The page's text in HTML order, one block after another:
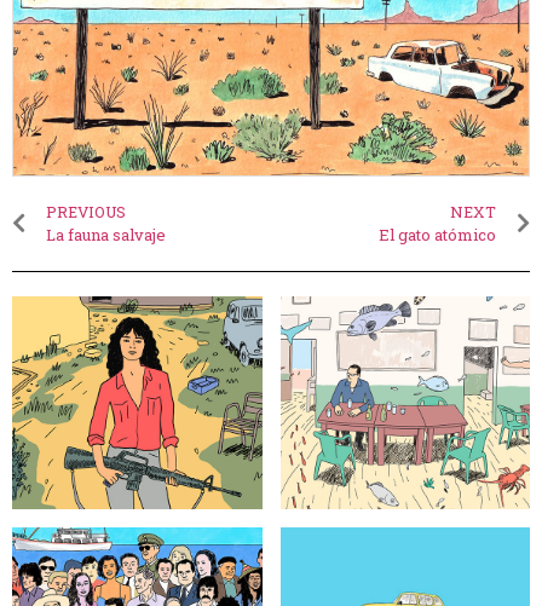
PREVIOUS
La fauna salvaje
NEXT
El gato atómico